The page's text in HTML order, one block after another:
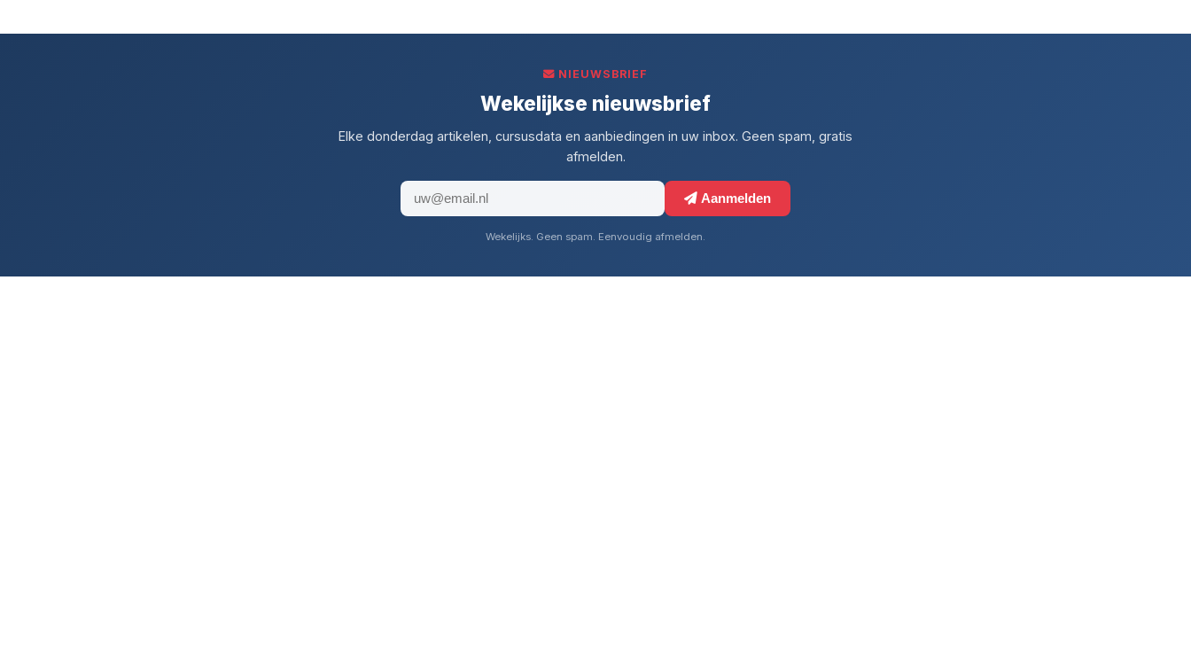
NIEUWSBRIEF
Wekelijkse nieuwsbrief
Elke donderdag artikelen, cursusdata en aanbiedingen in uw inbox. Geen spam, gratis
afmelden.
Aanmelden
Wekelijks. Geen spam. Eenvoudig afmelden.